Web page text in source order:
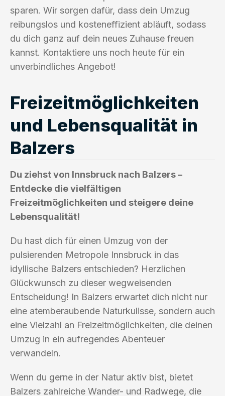
sparen. Wir sorgen dafür, dass dein Umzug
reibungslos und kosteneffizient abläuft, sodass
du dich ganz auf dein neues Zuhause freuen
kannst. Kontaktiere uns noch heute für ein
unverbindliches Angebot!
Freizeitmöglichkeiten
und Lebensqualität in
Balzers
Du ziehst von Innsbruck nach Balzers –
Entdecke die vielfältigen
Freizeitmöglichkeiten und steigere deine
Lebensqualität!
Du hast dich für einen Umzug von der
pulsierenden Metropole Innsbruck in das
idyllische Balzers entschieden? Herzlichen
Glückwunsch zu dieser wegweisenden
Entscheidung! In Balzers erwartet dich nicht nur
eine atemberaubende Naturkulisse, sondern auch
eine Vielzahl an Freizeitmöglichkeiten, die deinen
Umzug in ein aufregendes Abenteuer
verwandeln.
Wenn du gerne in der Natur aktiv bist, bietet
Balzers zahlreiche Wander- und Radwege, die